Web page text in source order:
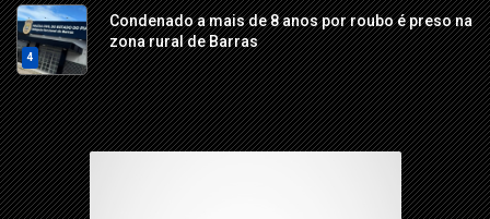
4
Condenado a mais de 8 anos por roubo é preso na
zona rural de Barras